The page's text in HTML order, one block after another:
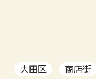
大田区 商店街